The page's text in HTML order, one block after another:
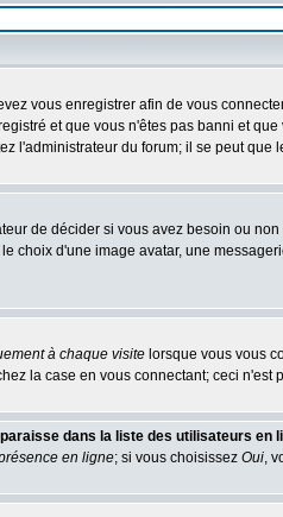
vous enregistrer afin de vous
et que vous n'êtes pas banni et
l'administrateur du forum; il se peut que
de décider si vous avez besoin ou
choix d'une image avatar, une
à chaque visite lorsque vous vous
la case en vous connectant; ceci
dans la liste des utilisateurs en
en ligne; si vous choisissez Oui,